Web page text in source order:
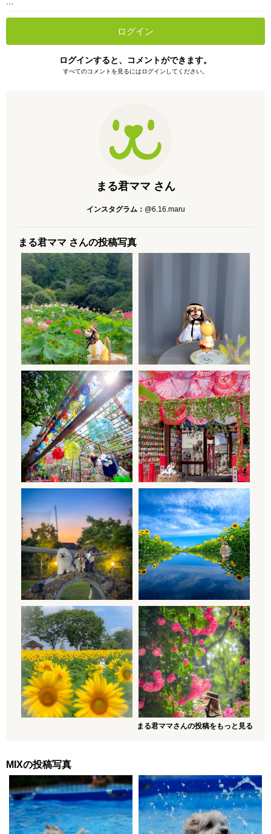
ログイン
ログインすると、コメントができます。
すべてのコメントを見るにはログインしてください。
まる君ママ さん
インスタグラム： @6.16.maru
まる君ママ さんの投稿写真
まる君ママさんの投稿をもっと見る
MIXの投稿写真